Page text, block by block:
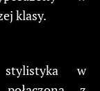
klasy.
stylistyka w